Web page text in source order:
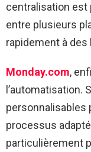
centralisation est
entre plusieurs
rapidement à
Monday.com,
l’automatisation.
personnalisables
processus
particulièrement